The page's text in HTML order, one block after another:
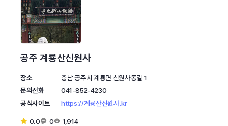
공주 계룡산신원사
장소
충남 공주시 계룡면 신원사동길 1
문의전화
041-852-4230
공식사이트
https://계룡산신원사.kr
0.0 0 1,914